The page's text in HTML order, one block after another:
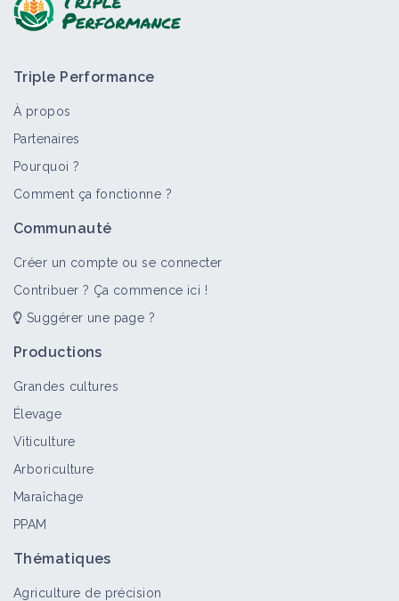
Triple Performance
À propos
Partenaires
Pourquoi ?
Comment ça fonctionne ?
Communauté
Créer un compte ou se connecter
Contribuer ? Ça commence ici !
Suggérer une page ?
Productions
Grandes cultures
Élevage
Viticulture
Arboriculture
Maraîchage
PPAM
Thématiques
Agriculture de précision